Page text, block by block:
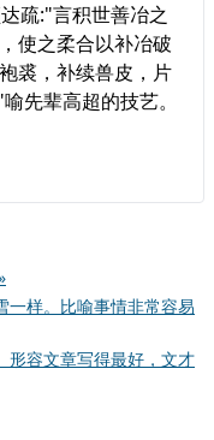
疏:"言积世善冶之
使之柔合以补冶破
裘，补续兽皮，片
先辈高超的技艺。
一样。比喻事情非常容易
形容文章写得最好，文才